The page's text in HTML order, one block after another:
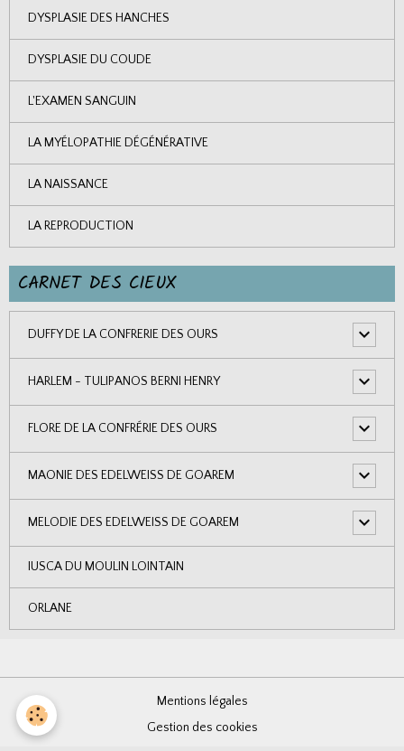
DYSPLASIE DES HANCHES
DYSPLASIE DU COUDE
L'EXAMEN SANGUIN
LA MYÉLOPATHIE DÉGÉNÉRATIVE
LA NAISSANCE
LA REPRODUCTION
CARNET DES CIEUX
DUFFY DE LA CONFRERIE DES OURS
HARLEM - TULIPANOS BERNI HENRY
FLORE DE LA CONFRÉRIE DES OURS
MAONIE DES EDELWEISS DE GOAREM
MELODIE DES EDELWEISS DE GOAREM
IUSCA DU MOULIN LOINTAIN
ORLANE
Mentions légales
Gestion des cookies